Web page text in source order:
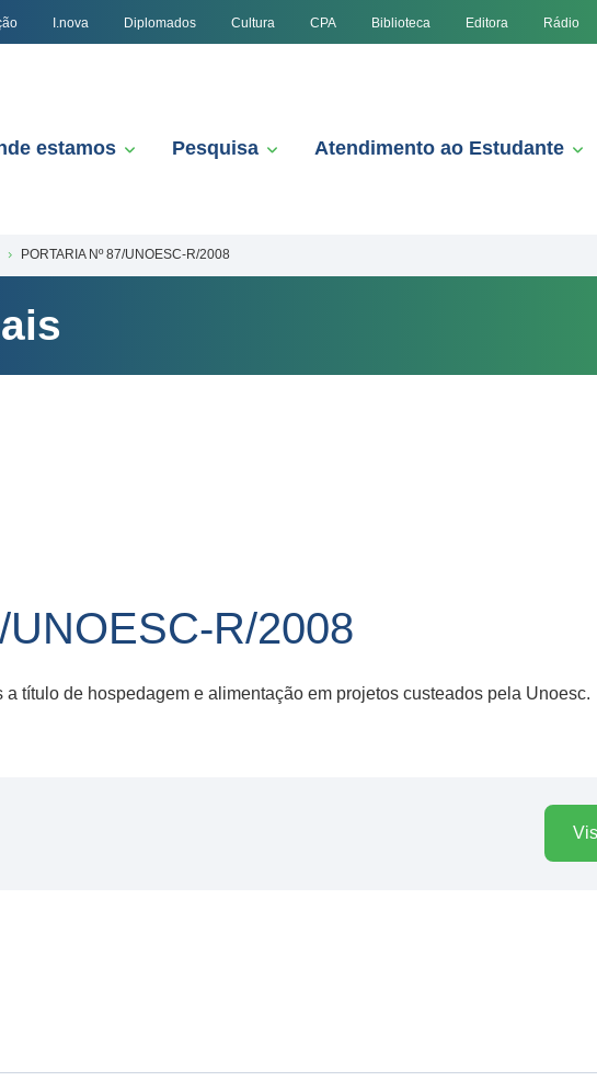
I.nova Diplomados Cultura CPA Biblioteca Editora Rádio
estamos Pesquisa Atendimento ao Estudante
PORTARIA Nº 87/UNOESC-R/2008
UNOESC-R/2008
título de hospedagem e alimentação em projetos custeados pela Unoesc.